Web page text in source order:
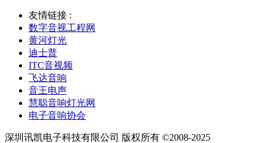
友情链接 :
数字音视工程网
黄河灯光
迪士普
ITC音视频
飞达音响
音王电声
慧聪音响灯光网
电子音响协会
深圳讯凯电子科技有限公司 版权所有 ©2008-2025